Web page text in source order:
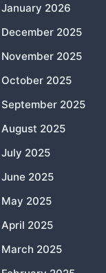
January 2026
December 2025
November 2025
October 2025
September 2025
August 2025
July 2025
June 2025
May 2025
April 2025
March 2025